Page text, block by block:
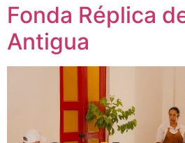
Fonda Réplica
Antigua